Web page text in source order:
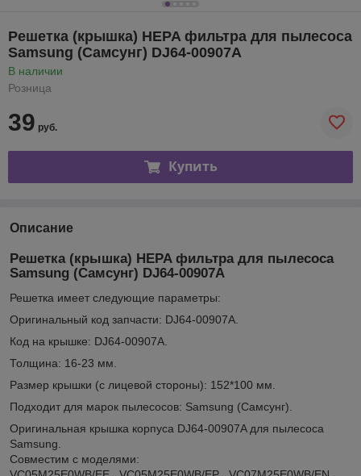
Решетка (крышка) HEPA фильтра для пылесоса
Samsung (Самсунг) DJ64-00907A
В наличии
Розница
39 руб.
Купить
Описание
Решетка (крышка) HEPA фильтра для пылесоса
Samsung (Самсунг) DJ64-00907A
Решетка имеет следующие параметры:
Оригинальный код запчасти: DJ64-00907A.
Код на крышке: DJ64-00907A.
Толщина: 16-23 мм.
Размер крышки (с лицевой стороны): 152*100 мм.
Подходит для марок пылесосов: Samsung (Самсунг).
Оригинальная крышка корпуса DJ64-00907A для пылесоса
Samsung.
Совместим с моделями: